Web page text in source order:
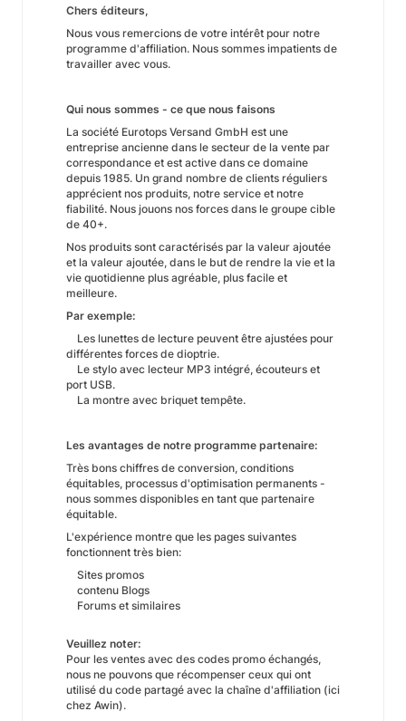
Chers éditeurs,
Nous vous remercions de votre intérêt pour notre
programme d'affiliation. Nous sommes impatients de
travailler avec vous.
Qui nous sommes - ce que nous faisons
La société Eurotops Versand GmbH est une
entreprise ancienne dans le secteur de la vente par
correspondance et est active dans ce domaine
depuis 1985. Un grand nombre de clients réguliers
apprécient nos produits, notre service et notre
fiabilité. Nous jouons nos forces dans le groupe cible
de 40+.
Nos produits sont caractérisés par la valeur ajoutée
et la valeur ajoutée, dans le but de rendre la vie et la
vie quotidienne plus agréable, plus facile et
meilleure.
Par exemple:
Les lunettes de lecture peuvent être ajustées pour
différentes forces de dioptrie.
Le stylo avec lecteur MP3 intégré, écouteurs et
port USB.
La montre avec briquet tempête.
Les avantages de notre programme partenaire:
Très bons chiffres de conversion, conditions
équitables, processus d'optimisation permanents -
nous sommes disponibles en tant que partenaire
équitable.
L'expérience montre que les pages suivantes
fonctionnent très bien:
Sites promos
contenu Blogs
Forums et similaires
Veuillez noter:
Pour les ventes avec des codes promo échangés,
nous ne pouvons que récompenser ceux qui ont
utilisé du code partagé avec la chaîne d'affiliation (ici
chez Awin).